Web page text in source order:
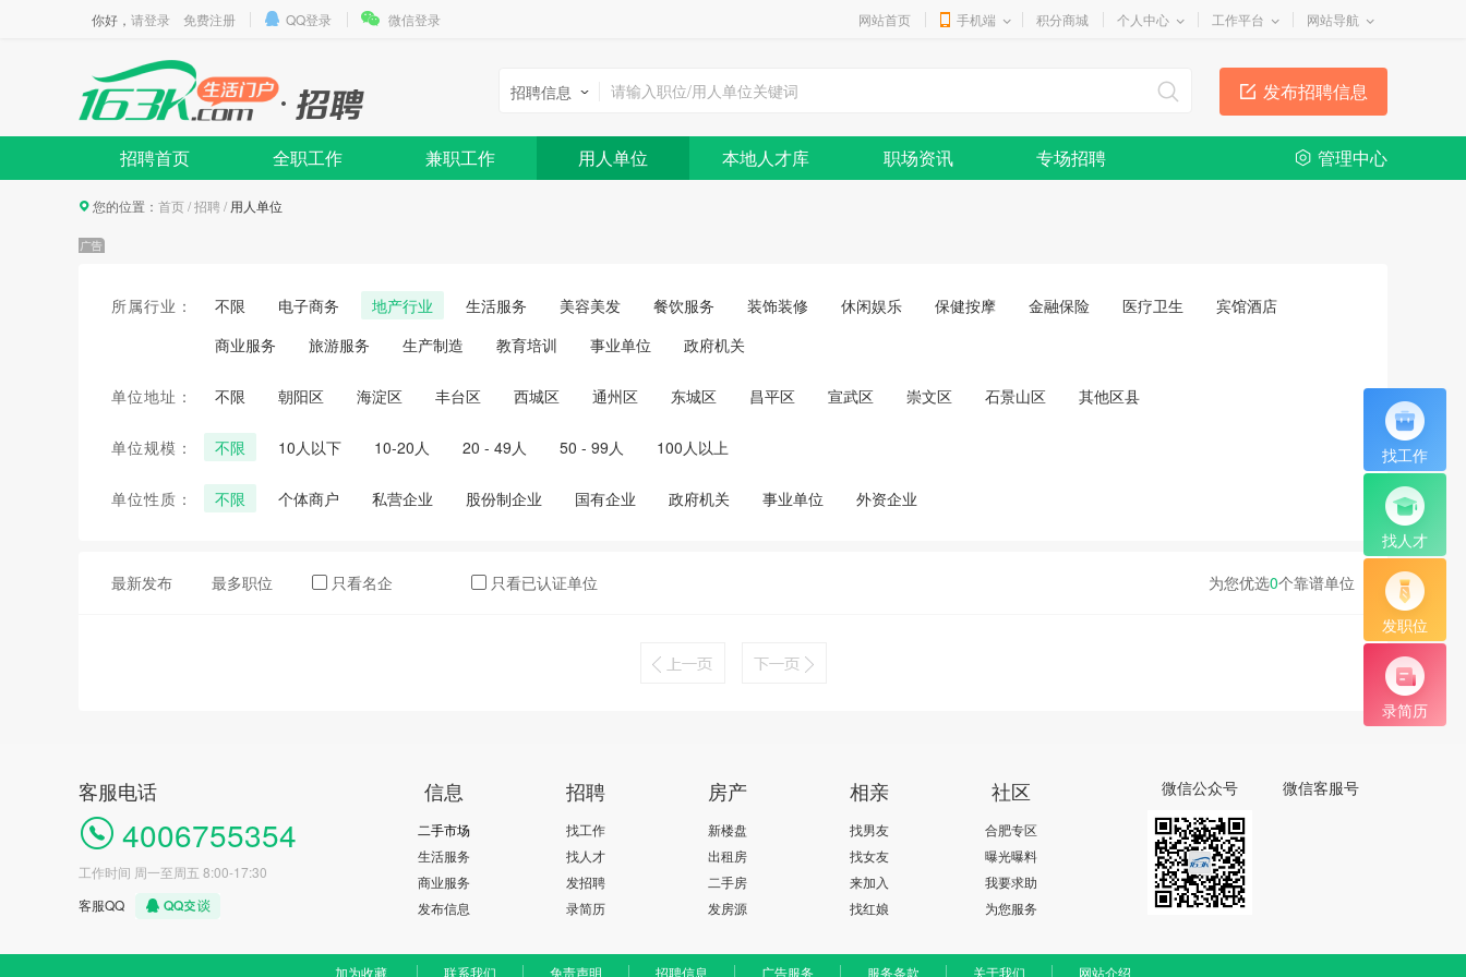
你好， 请登录 免费注册 QQ登录 微信登录 网站首页 手机端 积分商城 个人中心 工作平台 网站导航
发布招聘信息
招聘信息
招聘首页 全职工作 兼职工作 用人单位 本地人才库 职场资讯 专场招聘 管理中心
找工作
找人才
发职位
录简历
您的位置： 首页/招聘/ 用人单位
所属行业： 不限 电子商务 地产行业 生活服务 美容美发 餐饮服务 装饰装修 休闲娱乐 保健按摩 金融保险 医疗卫生
宾馆酒店
商业服务
旅游服务 生产制造 教育培训 事业单位 政府机关
单位地址： 不限 朝阳区 海淀区 丰台区 西城区 通州区 东城区 昌平区 宣武区 崇文区 石景山区 其他区县
单位规模： 不限 10人以下 10-20人 20 - 49人 50 - 99人 100人以上
单位性质： 不限 个体商户 私营企业 股份制企业 国有企业 政府机关 事业单位 外资企业
为您优选0个靠谱单位
最新发布 最多职位 只看名企 只看已认证单位
客服电话
4006755354
工作时间 周一至周五 8:00-17:30
客服QQ
信息
二手市场
生活服务
商业服务
发布信息
招聘
找工作
找人才
发招聘
录简历
房产
新楼盘
出租房
二手房
发房源
相亲
找男友
找女友
来加入
找红娘
社区
合肥专区
曝光曝料
我要求助
为您服务
微信公众号 微信客服号
加为收藏 联系我们 免责声明 招聘信息 广告服务 服务条款 关于我们 网站介绍